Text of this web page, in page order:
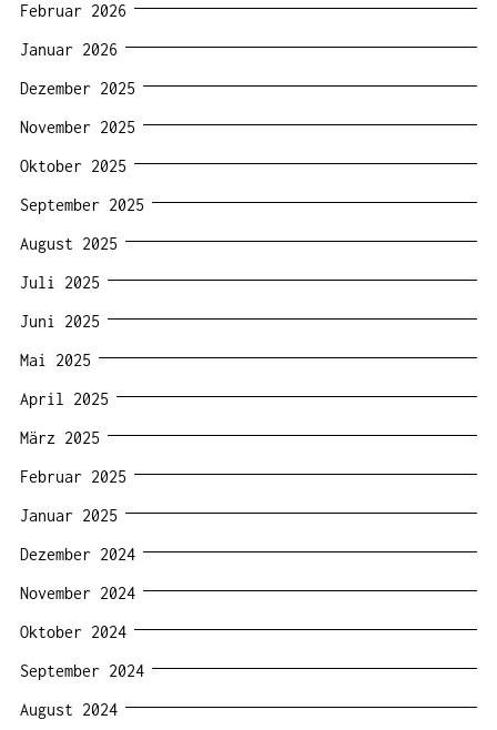
Februar 2026
Januar 2026
Dezember 2025
November 2025
Oktober 2025
September 2025
August 2025
Juli 2025
Juni 2025
Mai 2025
April 2025
März 2025
Februar 2025
Januar 2025
Dezember 2024
November 2024
Oktober 2024
September 2024
August 2024